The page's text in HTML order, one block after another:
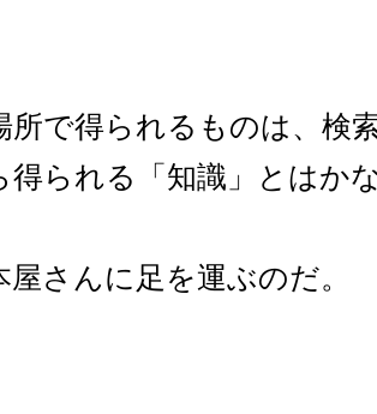
所で得られるものは、検
得られる「知識」とはか
さんに足を運ぶのだ。